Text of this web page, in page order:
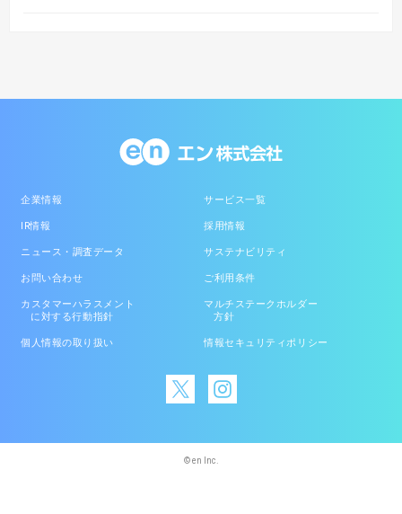
企業情報 サービス一覧
IR情報 採用情報
ニュース・調査データ サステナビリティ
お問い合わせ ご利用条件
カスタマーハラスメント
に対する行動指針
マルチステークホルダー
方針
個人情報の取り扱い 情報セキュリティポリシー
© en Inc.